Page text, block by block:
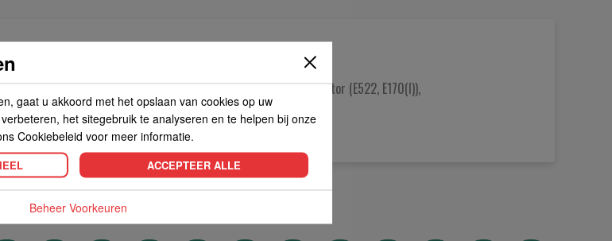
Tarwemeel, Maismeel, Rijsmiddel (E500(Ii)), Stabilisator (E522, E170(I)),
Aardappelzetmeel.
gaat u akkoord met het opslaan van cookies op uw
het sitegebruik te analyseren en te helpen bij onze
Cookiebeleid voor meer informatie.
ACCEPTEER ALLE
Beheer Voorkeuren